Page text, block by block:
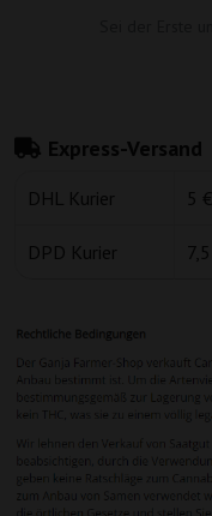
Express-Versand
DHL Kurier 5 €
DPD Kurier